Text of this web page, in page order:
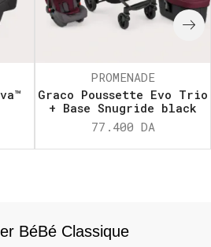
PROMENADE
Graco Poussette Evo Trio
+ Base Snugride black
77.400 DA
BéBé Classique